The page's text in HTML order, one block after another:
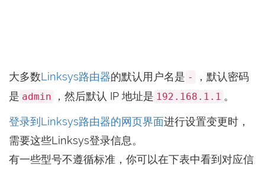
大多数Linksys路由器的默认用户名是 -
，默认密码
是 admin ，然后默认 IP 地址是 192.168.1.1 。
登录到Linksys路由器的网页界面进行设置变更时，
需要这些Linksys登录信息。
有一些型号不遵循标准，你可以在下表中看到对应信